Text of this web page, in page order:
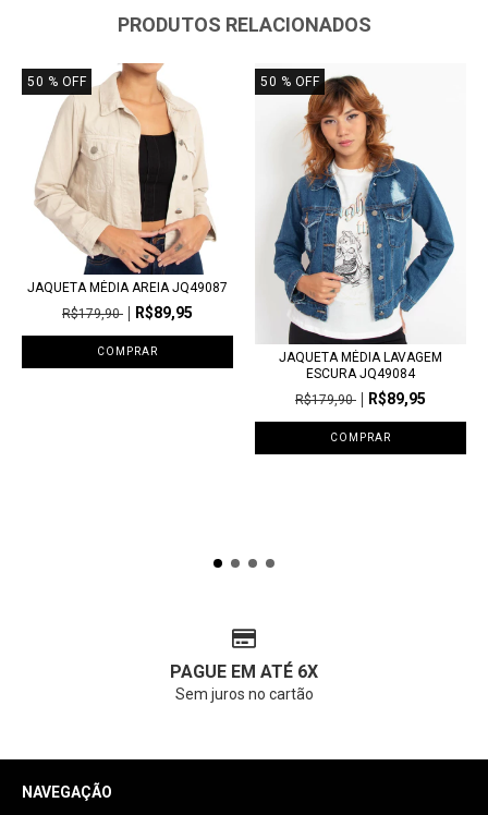
PRODUTOS RELACIONADOS
50 % OFF
JAQUETA MÉDIA AREIA JQ49087
R$179,90
R$89,95
COMPRAR
50 % OFF
JAQUETA MÉDIA LAVAGEM
ESCURA JQ49084
R$179,90
R$89,95
COMPRAR
PAGUE EM ATÉ 6X
Sem juros no cartão
NAVEGAÇÃO